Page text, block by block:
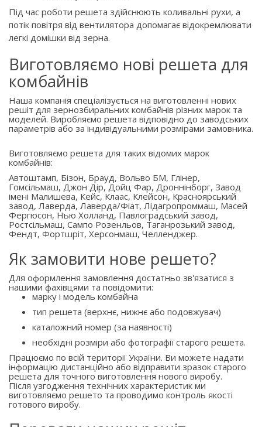
Під час роботи решета здійснюють коливальні рухи, а
потік повітря від вентилятора допомагає відокремлювати
легкі домішки від зерна.
Виготовляємо нові решета для
комбайнів
Наша компанія спеціалізується на виготовленні нових
решіт для зернозбиральних комбайнів різних марок та
моделей. Виробляємо решета відповідно до заводських
параметрів або за індивідуальними розмірами замовника.
Виготовляємо решета для таких відомих марок
комбайнів:
Автоштамп, Бізон, Брауд, Вольво БМ, Глінер,
Гомсільмаш, Джон Дір, Дойц Фар, Дроннінборг, Завод
імені Малишева, Кейс, Клаас, Клейсон, Красноярський
завод, Лаверда, Лаверда/Фіат, Лідагропроммаш, Масей
Фергюсон, Нью Холланд, Павлоградський завод,
Ростсільмаш, Сампо Розенльов, Таганрозький завод,
Фендт, Фортшріт, Херсонмаш, Челленджер.
Як замовити нове решето?
Для оформлення замовлення достатньо зв'язатися з
нашими фахівцями та повідомити:
марку і модель комбайна
тип решета (верхнє, нижнє або подовжувач)
каталожний номер (за наявності)
необхідні розміри або фотографії старого решета.
Працюємо по всій території України. Ви можете надати
інформацію дистанційно або відправити зразок старого
решета для точного виготовлення нового виробу.
Після узгодження технічних характеристик ми
виготовляємо решето та проводимо контроль якості
готового виробу.